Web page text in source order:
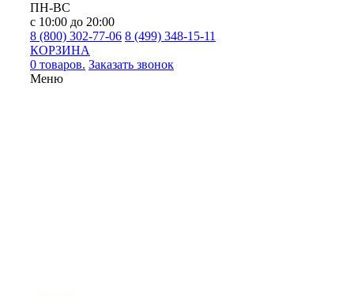
ПН-ВС
с 10:00 до 20:00
8 (800) 302-77-06 8 (499) 348-15-11
КОРЗИНА
0 товаров. Заказать звонок
Меню